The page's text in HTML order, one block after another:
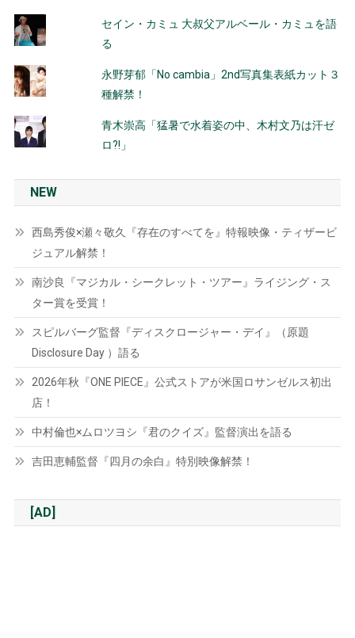
セイン・カミュ 大叔父アルベール・カミュを語
る
永野芽郁「No cambia」2nd写真集表紙カット３
種解禁！
青木崇高「猛暑で水着姿の中、木村文乃は汗ゼ
ロ?!」
NEW
西島秀俊×瀬々敬久『存在のすべてを』特報映像・ティザービ
ジュアル解禁！
南沙良『マジカル・シークレット・ツアー』ライジング・ス
ター賞を受賞！
スピルバーグ監督『ディスクロージャー・デイ』（原題
Disclosure Day ）語る
2026年秋『ONE PIECE』公式ストアが米国ロサンゼルス初出
店！
中村倫也×ムロツヨシ『君のクイズ』監督演出を語る
吉田恵輔監督『四月の余白』特別映像解禁！
[AD]